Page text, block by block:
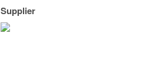
Supplier